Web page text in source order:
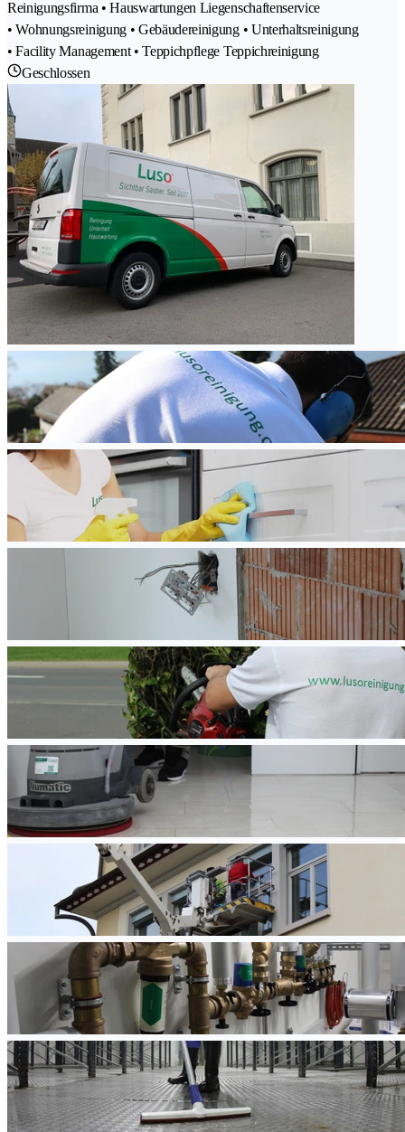
Reinigungsfirma • Hauswartungen Liegenschaftenservice
• Wohnungsreinigung • Gebäudereinigung • Unterhaltsreinigung
• Facility Management • Teppichpflege Teppichreinigung
Geschlossen